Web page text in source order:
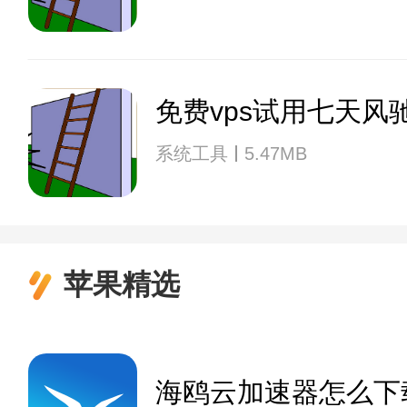
免费vps试用七天风
系统工具 5.47MB
苹果精选
海鸥云加速器怎么下